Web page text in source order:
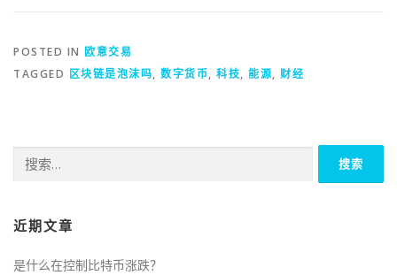
POSTED IN 欧意交易
TAGGED 区块链是泡沫吗, 数字货币, 科技, 能源, 财经
索：
近期文章
是什么在控制比特币涨跌？